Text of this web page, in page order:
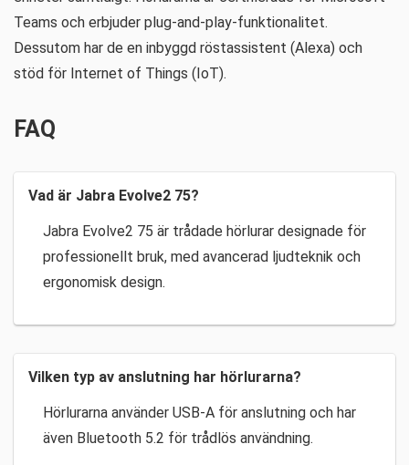
Teams och erbjuder plug-and-play-funktionalitet.
Dessutom har de en inbyggd röstassistent (Alexa) och
stöd för Internet of Things (IoT).
FAQ
Vad är Jabra Evolve2 75?
Jabra Evolve2 75 är trådade hörlurar designade för
professionellt bruk, med avancerad ljudteknik och
ergonomisk design.
Vilken typ av anslutning har hörlurarna?
Hörlurarna använder USB-A för anslutning och har
även Bluetooth 5.2 för trådlös användning.